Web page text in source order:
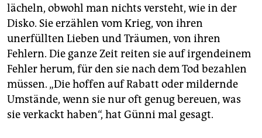
lächeln, obwohl man nichts versteht, wie in der
Disko. Sie erzählen vom Krieg, von ihren
unerfüllten Lieben und Träumen, von ihren
Fehlern. Die ganze Zeit reiten sie auf irgendeinem
Fehler herum, für den sie nach dem Tod bezahlen
müssen. „Die hoffen auf Rabatt oder mildernde
Umstände, wenn sie nur oft genug bereuen, was
sie verkackt haben“, hat Günni mal gesagt.